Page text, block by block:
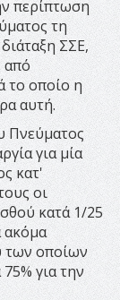
περίπτωση
τη
ΣΣΕ,
από
το οποίο η
αυτή.
Πνεύματος
για μία
κατ'
οι
κατά 1/25
ακόμα
των οποίων
για την